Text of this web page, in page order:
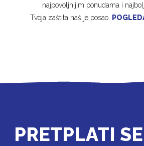
najpovoljnijim ponudama i
Tvoja zaštita naš je posao.
PRETPLATI